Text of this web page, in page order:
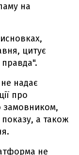
на
цитує
надає
про
замовником,
а також
не